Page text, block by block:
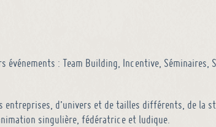
: Team Building, Incentive, Séminaires,
entreprises, d’univers et de tailles différents, de
singulière, fédératrice et ludique.